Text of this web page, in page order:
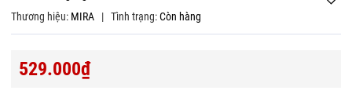
Thương hiệu: MIRA | Tình trạng:Còn hàng
529.000₫